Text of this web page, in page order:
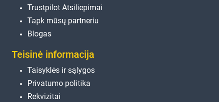
Trustpilot Atsiliepimai
Tapk mūsų partneriu
Blogas
Teisinė informacija
Taisyklės ir sąlygos
Privatumo politika
Rekvizitai